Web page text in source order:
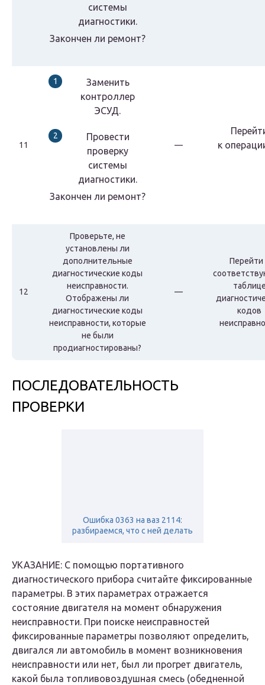
системы
диагностики.
Закончен ли ремонт?
11
Заменить
контроллер
ЭСУД.
Провести
проверку
системы
диагностики.
Закончен ли ремонт?
—
к
12
Проверьте, не
установлены ли
дополнительные
диагностические коды
неисправности.
Отображены ли
диагностические коды
неисправности, которые
не были
продиагностированы?
—
Перейти
кодов
ПОСЛЕДОВАТЕЛЬНОСТЬ
ПРОВЕРКИ
Ошибка 0363 на ваз 2114:
разбираемся, что с ней делать
УКАЗАНИЕ: С помощью портативного
диагностического прибора считайте фиксированные
параметры. В этих параметрах отражается
состояние двигателя на момент обнаружения
неисправности. При поиске неисправностей
фиксированные параметры позволяют определить,
двигался ли автомобиль в момент возникновения
неисправности или нет, был ли прогрет двигатель,
какой была топливовоздушная смесь (обедненной